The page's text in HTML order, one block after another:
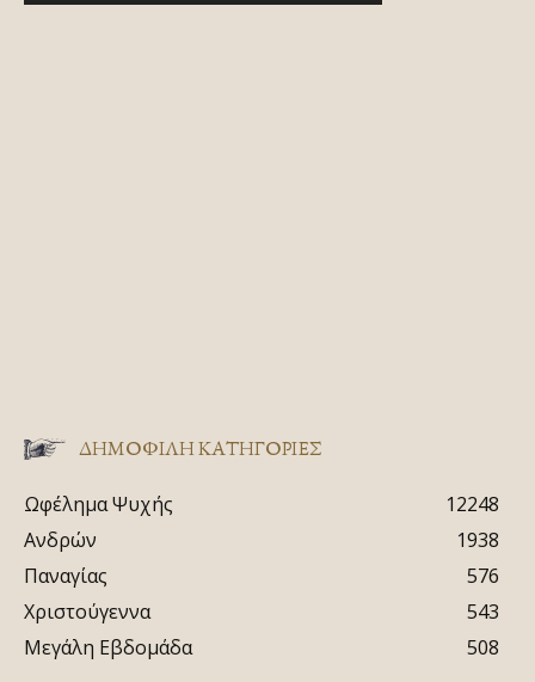
ΔΗΜΟΦΙΛΗ ΚΑΤΗΓΟΡΙΕΣ
Ωφέλημα Ψυχής
12248
Ανδρών
1938
Παναγίας
576
Χριστούγεννα
543
Μεγάλη Εβδομάδα
508